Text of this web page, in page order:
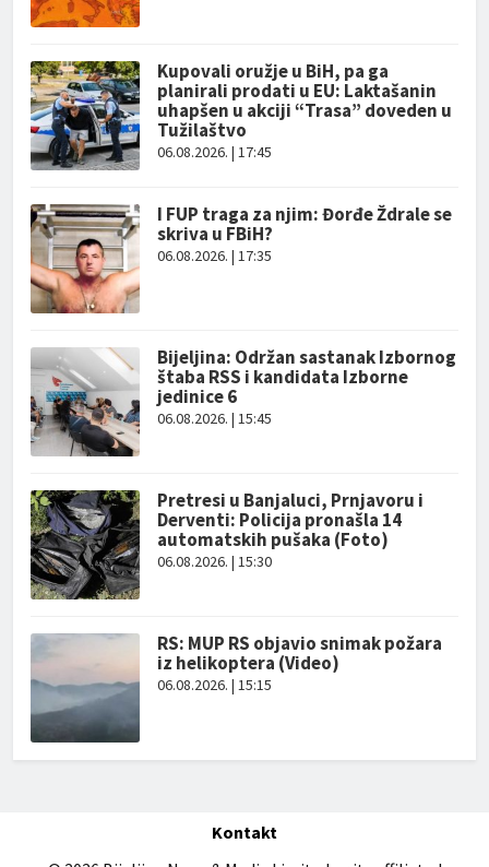
Kupovali oružje u BiH, pa ga
planirali prodati u EU: Laktašanin
uhapšen u akciji “Trasa” doveden u
Tužilaštvo
06.08.2026. | 17:45
I FUP traga za njim: Đorđe Ždrale se
skriva u FBiH?
06.08.2026. | 17:35
Bijeljina: Održan sastanak Izbornog
štaba RSS i kandidata Izborne
jedinice 6
06.08.2026. | 15:45
Pretresi u Banjaluci, Prnjavoru i
Derventi: Policija pronašla 14
automatskih pušaka (Foto)
06.08.2026. | 15:30
RS: MUP RS objavio snimak požara
iz helikoptera (Video)
06.08.2026. | 15:15
Kontakt